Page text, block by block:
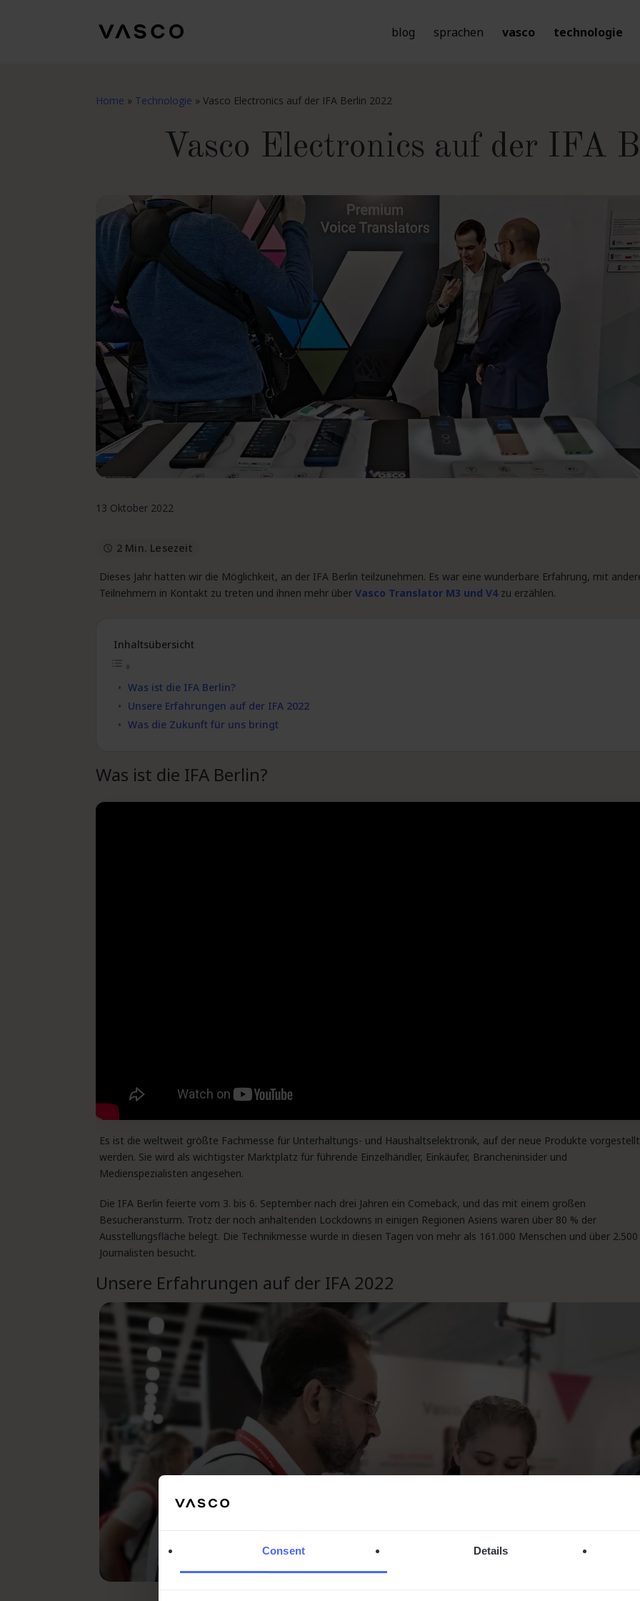
Consent Details
blog sprachen vasco technologie
Home » Technologie »Vasco Electronics auf der IFA Berlin 2022
Vasco Electronics auf der IFA
13 Oktober 2022
2 Min. Lesezeit
Dieses Jahr hatten wir die Möglichkeit, an der IFA Berlin teilzunehmen. Es war eine wunderbare Erfahrung, mit
Teilnehmern in Kontakt zu treten und ihnen mehr überVasco Translator M3 und V4zu erzählen.
Inhaltsübersicht
Was ist die IFA Berlin?
Unsere Erfahrungen auf der IFA 2022
Was die Zukunft für uns bringt
Was ist die IFA Berlin?
Es ist die weltweit größte Fachmesse für Unterhaltungs- und Haushaltselektronik, auf der neue Produkte vorgestellt
werden. Sie wird als wichtigster Marktplatz für führende Einzelhändler, Einkäufer, Brancheninsider und
Medienspezialisten angesehen.
Die IFA Berlin feierte vom 3. bis 6. September nach drei Jahren ein Comeback, und das mit einem großen
Besucheransturm. Trotz der noch anhaltenden Lockdowns in einigen Regionen Asiens waren über 80 % der
Ausstellungsfläche belegt. Die Technikmesse wurde in diesen Tagen von mehr als 161.000 Menschen und über 2.500
Journalisten besucht.
Unsere Erfahrungen auf der IFA 2022